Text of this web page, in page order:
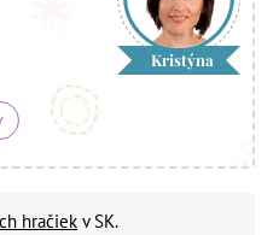
Kristýna
hračiek v SK.